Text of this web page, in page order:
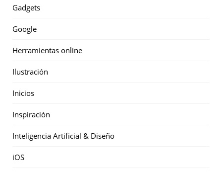
Gadgets
Google
Herramientas online
Ilustración
Inicios
Inspiración
Inteligencia Artificial & Diseño
iOS